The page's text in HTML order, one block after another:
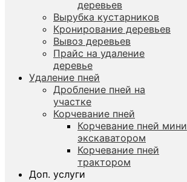
деревьев
Вырубка кустарников
Кронирование деревьев
Вывоз деревьев
Прайс на удаление
деревье
Удаление пней
Дробление пней на
участке
Корчевание пней
Корчевание пней мини
экскаватором
Корчевание пней
трактором
Доп. услуги